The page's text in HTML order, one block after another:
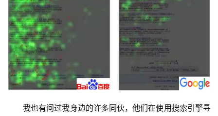
我也有问过我身边的许多同伙，他们在使用搜索引擎寻